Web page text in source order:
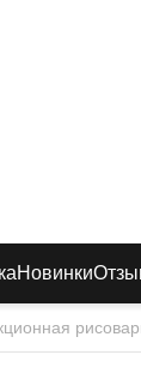
Новинки